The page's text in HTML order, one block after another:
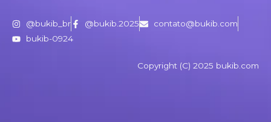
@bukib_br @bukib.2025
contato@bukib.com
bukib-0924
Copyright (C) 2025 bukib.com